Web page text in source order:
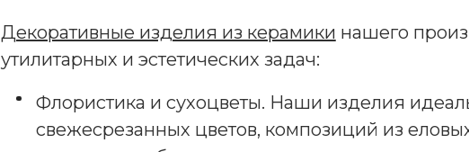
Декоративные изделия из керамики нашего
утилитарных и эстетических задач:
Флористика и сухоцветы. Наши изделия
свежесрезанных цветов, композиций из